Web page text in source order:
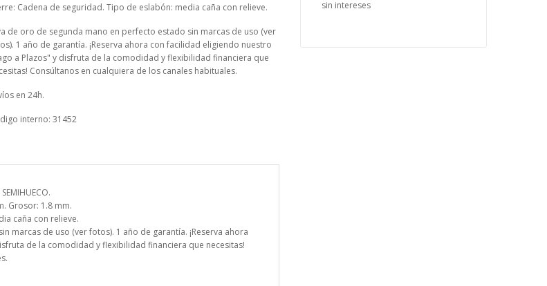
Cadena de seguridad. Tipo de eslabón: media caña con relieve.
de oro de segunda mano en perfecto estado sin marcas de uso (ver
1 año de garantía. ¡Reserva ahora con facilidad eligiendo nuestro
a Plazos" y disfruta de la comodidad y flexibilidad financiera que
Consúltanos en cualquiera de los canales habituales.
en 24h.
interno: 31452
Grosor: 1.8 mm.
caña con relieve.
marcas de uso (ver fotos). 1 año de garantía. ¡Reserva ahora
de la comodidad y flexibilidad financiera que necesitas!
sin intereses